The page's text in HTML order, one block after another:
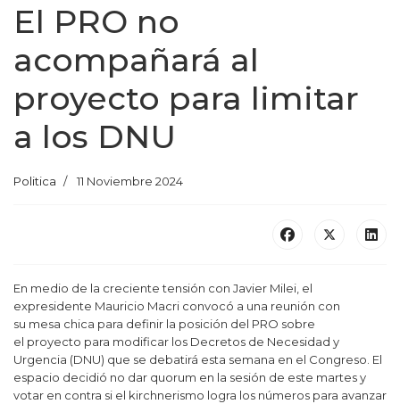
El PRO no
acompañará al
proyecto para limitar
a los DNU
Politica 11 Noviembre 2024
En medio de la creciente tensión con Javier Milei, el
expresidente Mauricio Macri convocó a una reunión con
su mesa chica para definir la posición del PRO sobre
el proyecto para modificar los Decretos de Necesidad y
Urgencia (DNU) que se debatirá esta semana en el Congreso. El
espacio decidió no dar quorum en la sesión de este martes y
votar en contra si el kirchnerismo logra los números para avanzar